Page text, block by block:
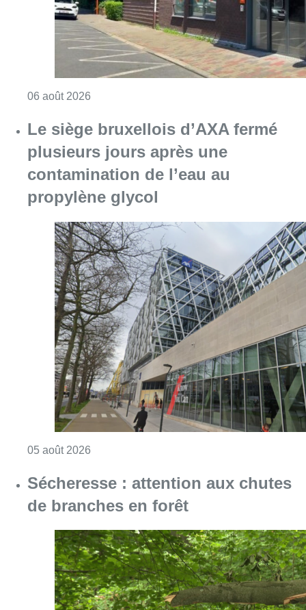
propylène glycol
05 août 2026Consulter l'article "Le siège bruxellois
Sécheresse : attention aux chutes
de branches en forêt
05 août 2026Consulter l'article "Sécheresse : attention